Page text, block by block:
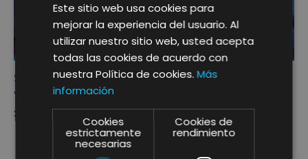
SEO local ¿Cómo podemos ganar visibilidad
y generar tráfico hacia el punto de venta?
28 Jun. 2018
Este sitio web usa cookies para
mejorar la experiencia del usuario. Al
utilizar nuestro sitio web, usted acepta
todas las cookies de acuerdo con
nuestra Política de cookies.Más
información
Cookies
estrictamente
necesarias
Cookies de
rendimiento